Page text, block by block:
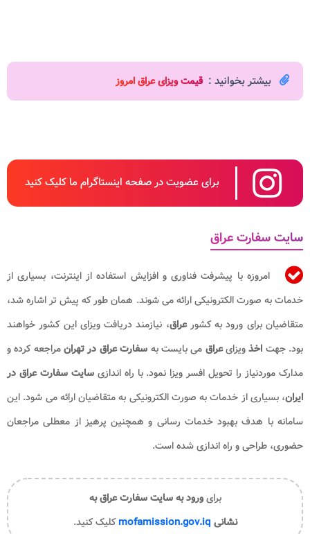
بیشتر بخوانید : قیمت ویزای عراق امروز
برای عضویت در صفحه اینستاگرام ما کلیک کنید
سایت سفارت عراق
امروزه با پیشرفت فناوری و افزایش استفاده از اینترنت، بسیاری از
خدمات به صورت الکترونیکی ارائه می شوند. همان طور که پیش تر اشاره شد،
متقاضیان برای ورود به کشورعراق، نیازمند دریافت ویزای این کشور خواهند
بود. جهت اخذویزایعراق می بایست به سفارت عراق در تهرانمراجعه کرده و
مدارک موردنیاز را تحویل افسر ویزا نمود. با راه اندازیسایت سفارت عراق در
ایران، بسیاری از خدمات به صورت الکترونیکی به متقاضیان ارائه می شود. این
سامانه با هدف بهبود خدمات رسانی و همچنین پرهیز از معطلی مراجعان
حضوری، طراحی و راه اندازی شده است.
برایورود به سایت سفارت عراق به
نشانی mofamission.gov.iqکلیک کنید.